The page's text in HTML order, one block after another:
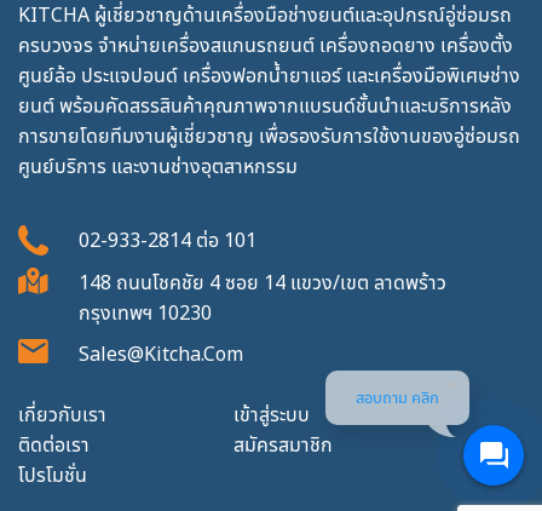
KITCHA ผู้เชี่ยวชาญด้านเครื่องมือช่างยนต์และอุปกรณ์อู่ซ่อมรถ
ครบวงจร จำหน่ายเครื่องสแกนรถยนต์ เครื่องถอดยาง เครื่องตั้ง
ศูนย์ล้อ ประแจปอนด์ เครื่องฟอกน้ำยาแอร์ และเครื่องมือพิเศษช่าง
ยนต์ พร้อมคัดสรรสินค้าคุณภาพจากแบรนด์ชั้นนำและบริการหลัง
การขายโดยทีมงานผู้เชี่ยวชาญ เพื่อรองรับการใช้งานของอู่ซ่อมรถ
ศูนย์บริการ และงานช่างอุตสาหกรรม
02-933-2814 ต่อ 101
148 ถนนโชคชัย 4 ซอย 14 แขวง/เขต ลาดพร้าว
กรุงเทพฯ 10230
Sales@kitcha.com
เกี่ยวกับเรา
ติดต่อเรา
โปรโมชั่น
เข้าสู่ระบบ
สมัครสมาชิก
สอบถาม คลิก